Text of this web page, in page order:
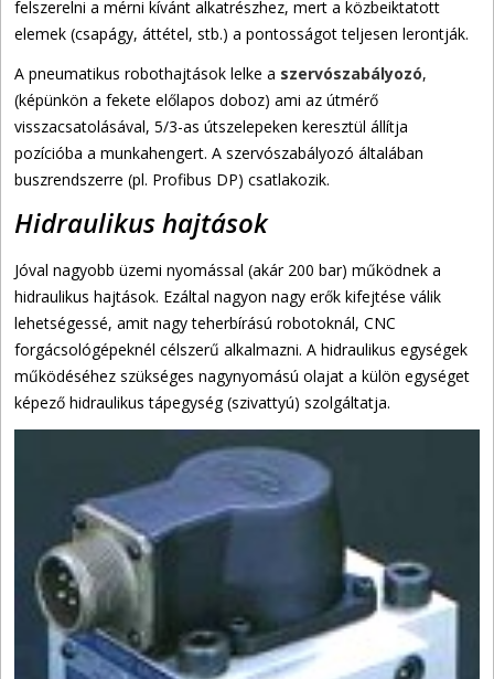
felszerelni a mérni kívánt alkatrészhez, mert a közbeiktatott
elemek (csapágy, áttétel, stb.) a pontosságot teljesen lerontják.
A pneumatikus robothajtások lelke a szervószabályozó,
(képünkön a fekete előlapos doboz) ami az útmérő
visszacsatolásával, 5/3-as útszelepeken keresztül állítja
pozícióba a munkahengert. A szervószabályozó általában
buszrendszerre (pl. Profibus DP) csatlakozik.
Hidraulikus hajtások
Jóval nagyobb üzemi nyomással (akár 200 bar) működnek a
hidraulikus hajtások. Ezáltal nagyon nagy erők kifejtése válik
lehetségessé, amit nagy teherbírású robotoknál, CNC
forgácsológépeknél célszerű alkalmazni. A hidraulikus egységek
működéséhez szükséges nagynyomású olajat a külön egységet
képező hidraulikus tápegység (szivattyú) szolgáltatja.